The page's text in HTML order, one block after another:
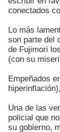
conectados
Lo más
son parte del
de Fujimori
(con su
Empeñados
Una de las
policial que
su gobierno,